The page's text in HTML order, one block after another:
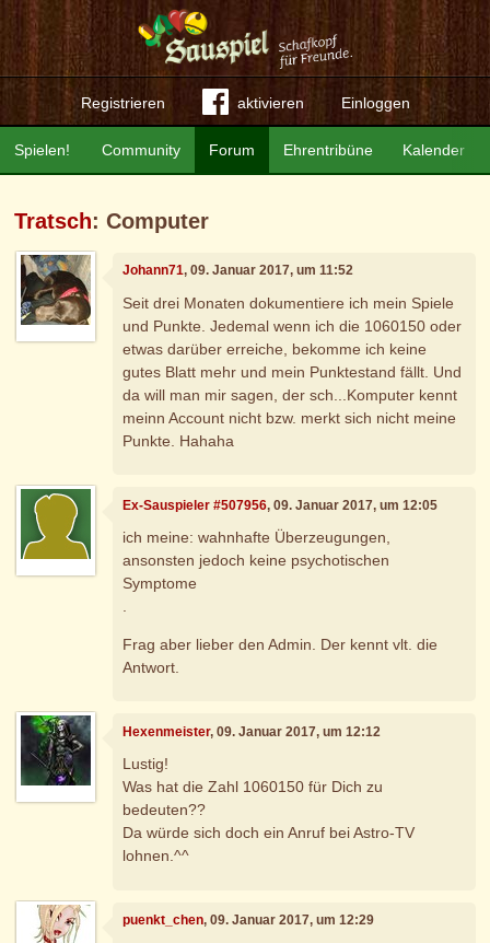
Registrieren aktivieren Einloggen
Community Forum Ehrentribüne Kalender
Spielen!
Tratsch: Computer
Johann71, 09. Januar 2017, um 11:52
Seit drei Monaten dokumentiere ich mein Spiele
und Punkte. Jedemal wenn ich die 1060150 oder
etwas darüber erreiche, bekomme ich keine
gutes Blatt mehr und mein Punktestand fällt. Und
da will man mir sagen, der sch...Komputer kennt
meinn Account nicht bzw. merkt sich nicht meine
Punkte. Hahaha
Ex-Sauspieler #507956, 09. Januar 2017, um 12:05
ich meine: wahnhafte Überzeugungen,
ansonsten jedoch keine psychotischen
Symptome
Frag aber lieber den Admin. Der kennt vlt. die
Antwort.
Hexenmeister, 09. Januar 2017, um 12:12
Lustig!
Was hat die Zahl 1060150 für Dich zu
bedeuten??
Da würde sich doch ein Anruf bei Astro-TV
lohnen.^^
puenkt_chen, 09. Januar 2017, um 12:29